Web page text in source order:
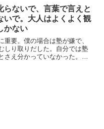
が届く事案が増えているよう
らないで、言葉で言えと
いで。大人はよくよく観
かない
重要。僕の場合は塾が嫌で、
しり取りだした。自分では塾
さえ分かっていなかった。体